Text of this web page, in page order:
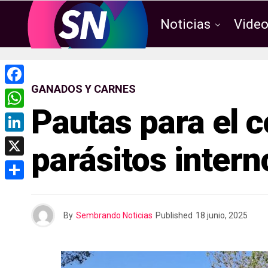
Noticias
GANADOS Y CARNES
Pautas para el
parásitos
By Sembrando Noticias Published 18 junio, 2025
F
a
c
e
b
W
h
a
L
i
n
X